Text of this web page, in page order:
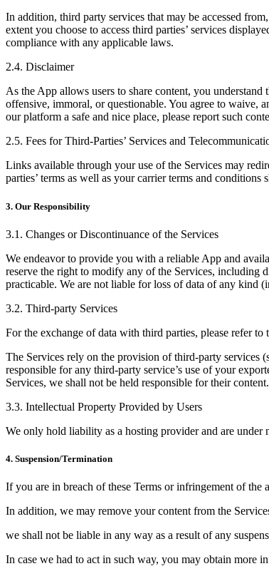
In addition, third party services that may be accessed
extent you choose to access third parties’ services
compliance with any applicable laws.
2.4. Disclaimer
As the App allows users to share content, you
offensive, immoral, or questionable. You agree to waive,
our platform a safe and nice place, please report such
2.5. Fees for Third-Parties’ Services and
Links available through your use of the Services may
parties’ terms as well as your carrier terms and
3. Our Responsibility
3.1. Changes or Discontinuance of the Services
We endeavor to provide you with a reliable App and
reserve the right to modify any of the Services, including
practicable. We are not liable for loss of data of any kind
3.2. Third-party Services
For the exchange of data with third parties, please refer
The Services rely on the provision of third-party services
responsible for any third-party service’s use of your
Services, we shall not be held responsible for their
3.3. Intellectual Property Provided by Users
We only hold liability as a hosting provider and are under
4. Suspension/Termination
If you are in breach of these Terms or infringement of the
In addition, we may remove your content from the
we shall not be liable in any way as a result of any
In case we had to act in such way, you may obtain more